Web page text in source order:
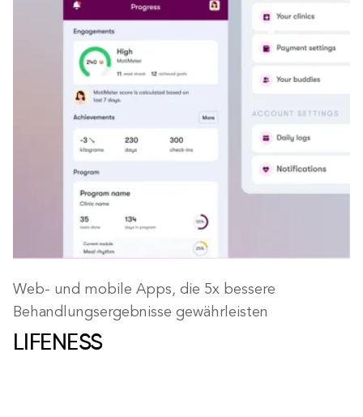
Web- und mobile Apps, die 5x bessere
Behandlungsergebnisse gewährleisten
LIFENESS